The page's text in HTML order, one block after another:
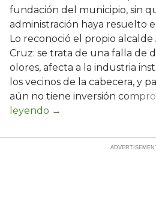
fundación del municipio, sin
administración haya resuelto
Lo reconoció el propio
Cruz: se trata de una falla de
olores, afecta a la industria
los vecinos de la cabecera, y
aún no tiene inversión